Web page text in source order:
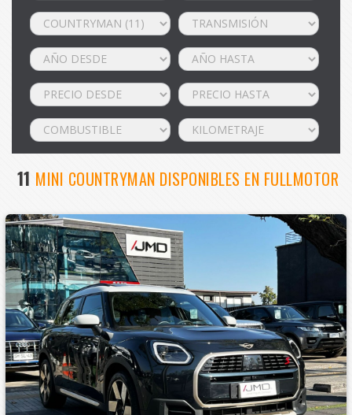
11 MINI COUNTRYMAN DISPONIBLES EN FULLMOTOR